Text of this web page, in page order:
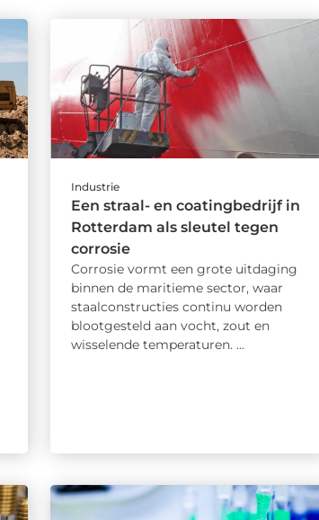
Industrie
Een straal- en coatingbedrijf in
Rotterdam als sleutel tegen
corrosie
Corrosie vormt een grote uitdaging
binnen de maritieme sector, waar
staalconstructies continu worden
blootgesteld aan vocht, zout en
wisselende temperaturen. ...